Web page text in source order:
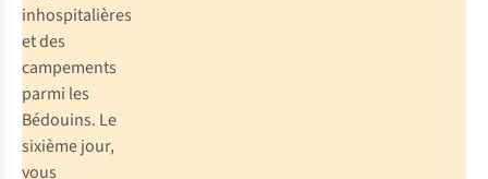
inhospitalières
et des
campements
parmi les
Bédouins. Le
sixième jour,
vous